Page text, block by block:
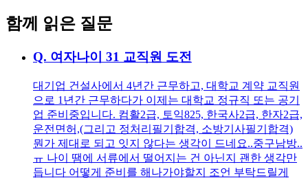
함께 읽은 질문
Q. 여자나이 31 교직원 도전
대기업 건설사에서 4년간 근무하고, 대학교 계약 교직원
으로 1년간 근무하다가 이제는 대학교 정규직 또는 공기
업 준비중입니다. 컴활2급, 토익825, 한국사2급, 한자2급,
운전면허,(그리고 정처리필기합격, 소방기사필기합격)
뭔가 제대로 되고 잇지 않다는 생각이 드네요..중구남방..
ㅠ 나이 땜에 서류에서 떨어지는 건 아닌지 괜한 생각만
듭니다 어떻게 준비를 해나가야할지 조언 부탁드릴게